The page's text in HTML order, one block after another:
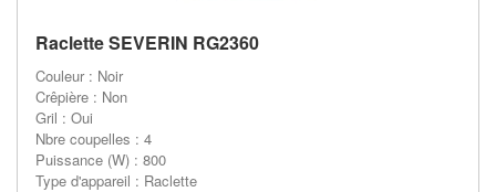
Raclette SEVERIN RG2360
Couleur : Noir
Crêpière : Non
Gril : Oui
Nbre coupelles : 4
Puissance (W) : 800
Type d'appareil : Raclette